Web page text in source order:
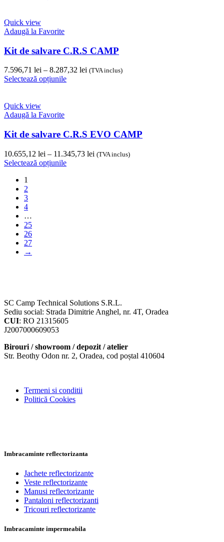
Quick view
Adaugă la Favorite
Kit de salvare C.R.S CAMP
7.596,71 lei – 8.287,32 lei Interval
(TVA inclus)
Selectează opțiunileAcest
Opțiunile
pot
fi
alese
în
Quick view
Adaugă la Favorite
Kit de salvare C.R.S EVO CAMP
10.655,12 lei – 11.345,73 lei Interval
(TVA inclus)
Selectează opțiunileAcest
1
2
3
4
…
25
26
27
→
SC Camp Technical Solutions S.R.L.
Sediu social: Strada Dimitrie Anghel, nr. 4T, Oradea
CUI: RO 21315605
J2007000609053
Birouri / showroom / depozit / atelier
Str. Beothy Odon nr. 2, Oradea, cod poștal 410604
Termeni si conditii
Politică Cookies
Imbracaminte reflectorizanta
Jachete reflectorizante
Veste reflectorizante
Manusi reflectorizante
Pantaloni reflectorizanti
Tricouri reflectorizante
Imbracaminte impermeabila